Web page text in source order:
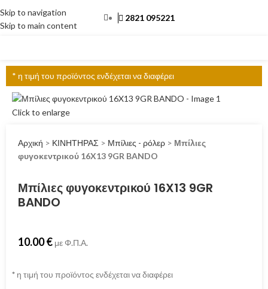
Skip to navigation
Skip to main content
2821 095221
* η τιμή του προϊόντος ενδέχεται να διαφέρει
Click to enlarge
Αρχική > ΚΙΝΗΤΗΡΑΣ > Μπίλιες - ρόλερ > Μπίλιες
φυγοκεντρικού 16X13 9GR BANDO
Μπίλιες φυγοκεντρικού 16X13 9GR
BANDO
10.00€ με Φ.Π.Α.
*η τιμή του προϊόντος ενδέχεται να διαφέρει